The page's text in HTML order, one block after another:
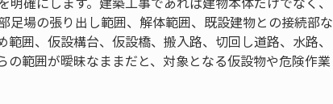
場の張り出し範囲、解体範囲、既設建物との接続部な
囲、仮設構台、仮設橋、搬入路、切回し道路、水路、
範囲が曖昧なままだと、対象となる仮設物や危険作業